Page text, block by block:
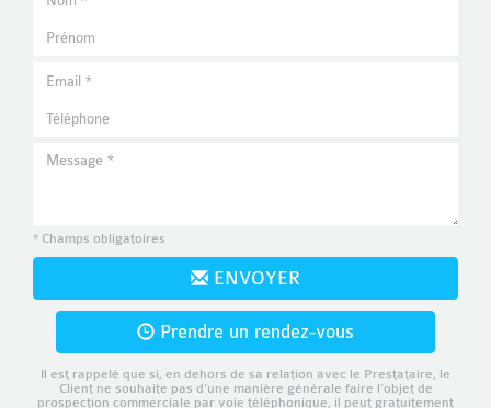
* Champs obligatoires
ENVOYER
Prendre un rendez-vous
Il est rappelé que si, en dehors de sa relation avec le Prestataire, le
Client ne souhaite pas d’une manière générale faire l’objet de
prospection commerciale par voie téléphonique, il peut gratuitement